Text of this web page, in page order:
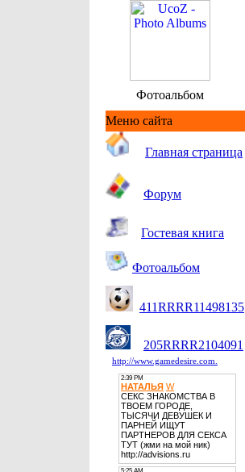
Фотоальбом
Меню сайта
Главная страница
Форум
Гостевая книга
Фотоальбом
411RRRR11498135
205RRRR2104091
http://www.gamedesire.com.